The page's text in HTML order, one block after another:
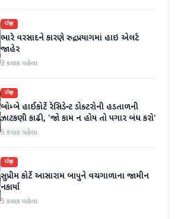
રાષ્ટ્રીય
ભારે વરસાદને કારણે રુદ્રપ્રયાગમાં હાઇ એલર્ટ
જાહેર
3 કલાક પહેલા
રાષ્ટ્રીય
બોમ્બે હાઈકોર્ટે રેસિડેન્ટ ડોક્ટરોની હડતાળની
ઝાટકણી કાઢી, 'જો કામ ન હોય તો પગાર બંધ કરો'
5 કલાક પહેલા
રાષ્ટ્રીય
સુપ્રીમ કોર્ટે આસારામ બાપુને વચગાળાના જામીન
નકાર્યા
5 કલાક પહેલા